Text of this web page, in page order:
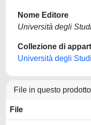
Nome Editore
Università degli
Collezione di
Università degli
File in questo
File